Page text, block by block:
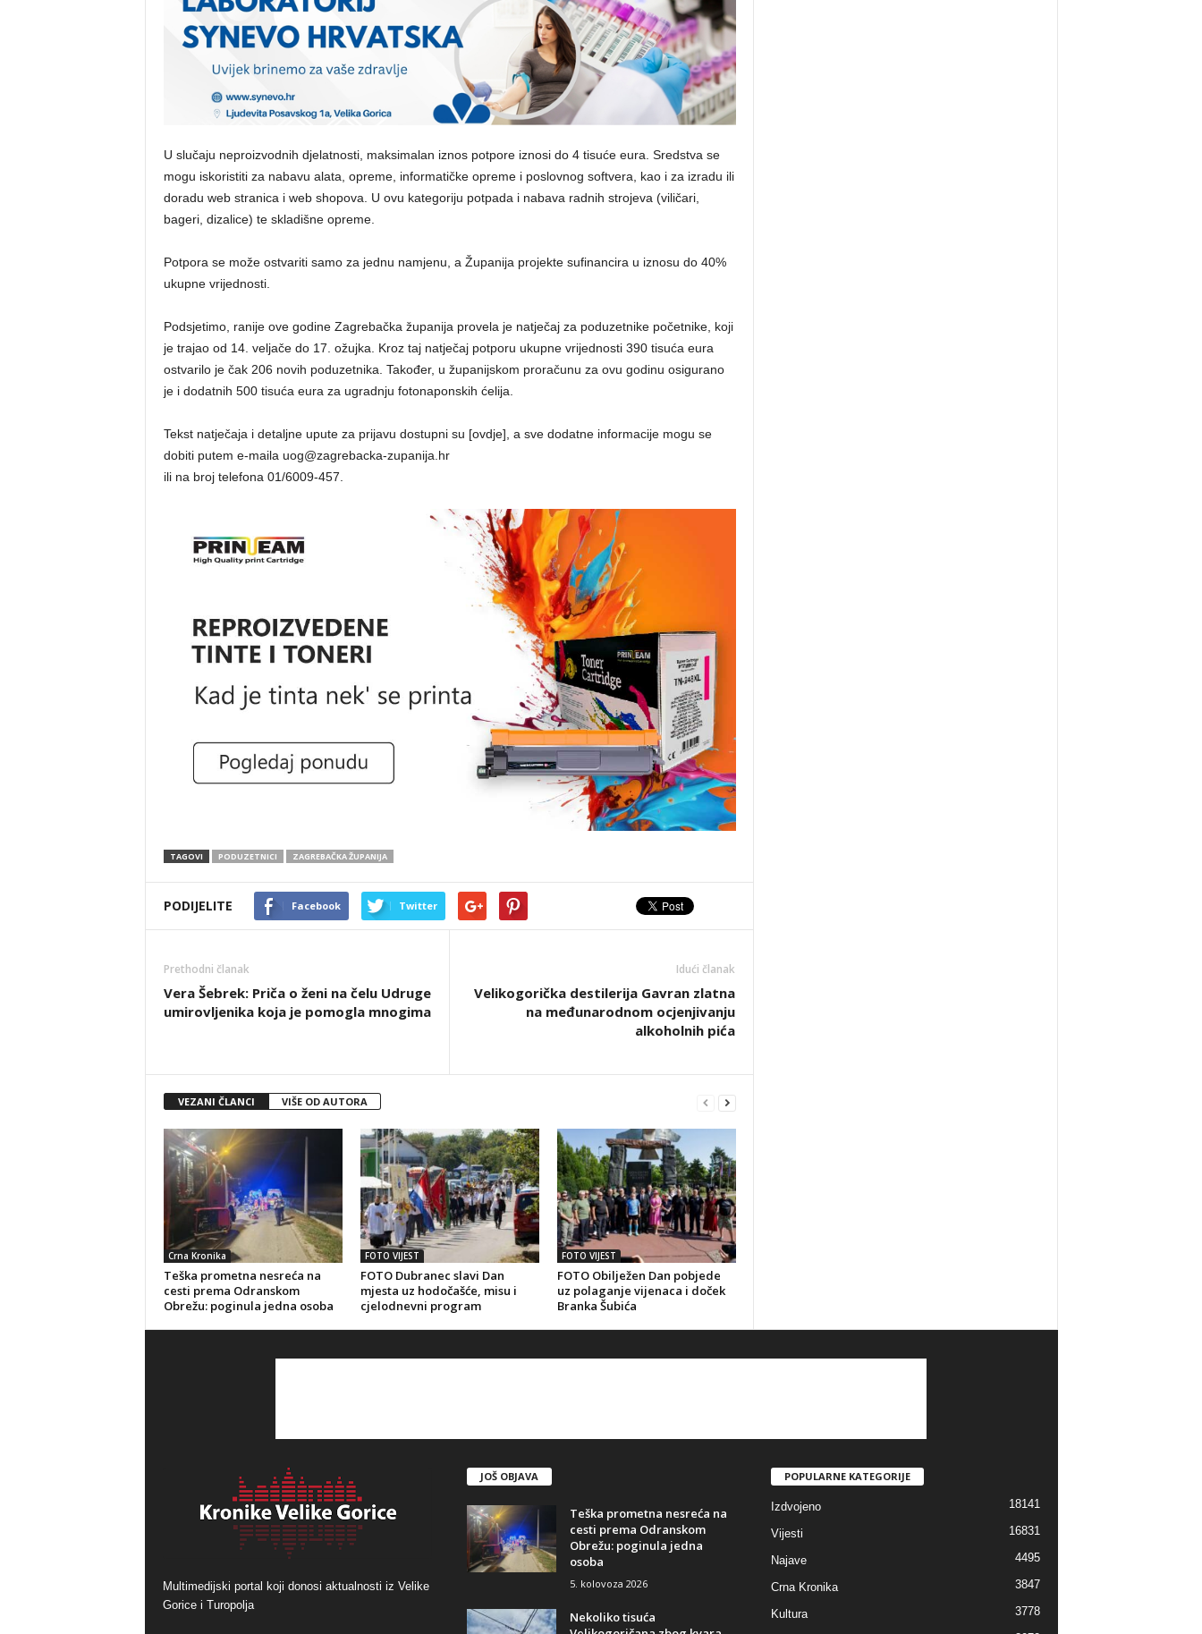
U slučaju neproizvodnih djelatnosti, maksimalan iznos potpore iznosi do 4 tisuće eura. Sredstva se
mogu iskoristiti za nabavu alata, opreme, informatičke opreme i poslovnog softvera, kao i za izradu ili
doradu web stranica i web shopova. U ovu kategoriju potpada i nabava radnih strojeva (viličari,
bageri, dizalice) te skladišne opreme.
Potpora se može ostvariti samo za jednu namjenu, a Županija projekte sufinancira u iznosu do 40%
ukupne vrijednosti.
Podsjetimo, ranije ove godine Zagrebačka županija provela je natječaj za poduzetnike početnike, koji
je trajao od 14. veljače do 17. ožujka. Kroz taj natječaj potporu ukupne vrijednosti 390 tisuća eura
ostvarilo je čak 206 novih poduzetnika. Također, u županijskom proračunu za ovu godinu osigurano
je i dodatnih 500 tisuća eura za ugradnju fotonaponskih ćelija.
Tekst natječaja i detaljne upute za prijavu dostupni su [ovdje], a sve dodatne informacije mogu se
dobiti putem e-maila uog@zagrebacka-zupanija.hr
ili na broj telefona 01/6009-457.
TAGOVI PODUZETNICI ZAGREBAČKA ŽUPANIJA
PODIJELITE Facebook Twitter
Prethodni članak
Vera Šebrek: Priča o ženi na čelu Udruge
umirovljenika koja je pomogla mnogima
Idući članak
Velikogorička destilerija Gavran zlatna
na međunarodnom ocjenjivanju
alkoholnih pića
VEZANI ČLANCI VIŠE OD AUTORA
Crna Kronika
Teška prometna nesreća na
cesti prema Odranskom
Obrežu: poginula jedna osoba
FOTO VIJEST
FOTO Dubranec slavi Dan
mjesta uz hodočašće, misu i
cjelodnevni program
FOTO VIJEST
FOTO Obilježen Dan pobjede
uz polaganje vijenaca i doček
Branka Šubića
Multimedijski portal koji donosi aktualnosti iz Velike
Gorice i Turopolja
JOŠ OBJAVA
Teška prometna nesreća na
cesti prema Odranskom
Obrežu: poginula jedna
osoba
5. kolovoza 2026
Nekoliko tisuća
POPULARNE KATEGORIJE
Izdvojeno 18141
Vijesti 16831
Najave 4495
Crna Kronika 3847
Kultura
3778